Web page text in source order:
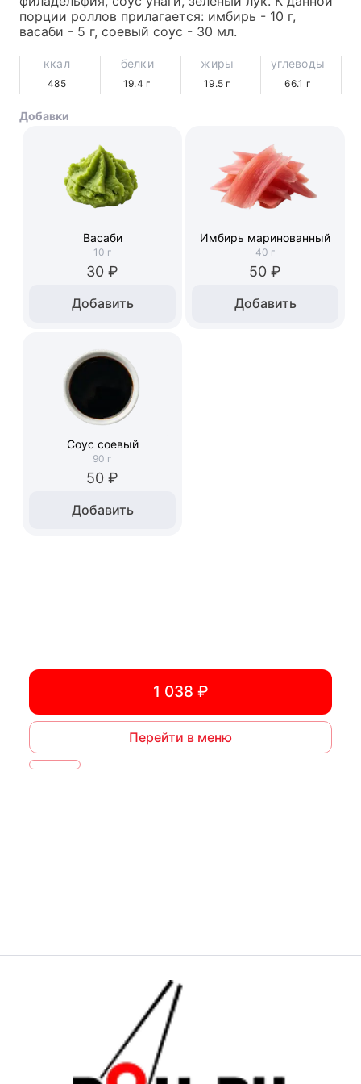
порции роллов прилагается: имбирь - 10 г,
васаби - 5 г, соевый соус - 30 мл.
ккал
485
белки
19.4 г
жиры
19.5 г
углеводы
66.1 г
Добавки
Васаби
10 г
30 ₽
Добавить
Имбирь маринованный
40 г
50 ₽
Добавить
Соус соевый
90 г
50 ₽
Добавить
1 038 ₽
Перейти в меню